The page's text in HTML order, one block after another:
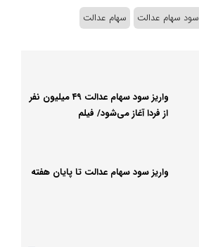
سود سهام عدالت سهام عدالت
واریز سود سهام عدالت ۴۹ میلیون نفر
از فردا آغاز می‌شود/ فیلم
واریز سود سهام عدالت تا پایان هفته